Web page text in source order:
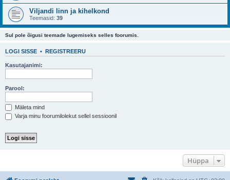
Viljandi linn ja kihelkond
Teemasid: 39
Sul pole õigusi teemade lugemiseks selles foorumis.
LOGI SISSE • REGISTREERU
Kasutajanimi:
Parool:
Mäleta mind
Varja minu foorumilolekut sellel sessioonil
Hüppa